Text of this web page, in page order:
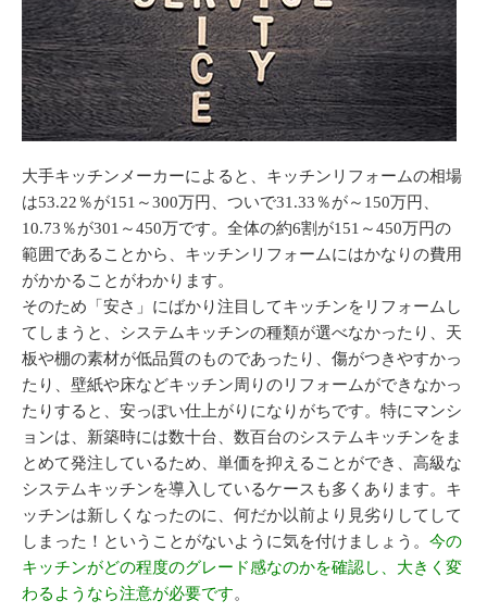
大手キッチンメーカーによると、キッチンリフォームの相場
は53.22％が151～300万円、ついで31.33％が～150万円、
10.73％が301～450万です。全体の約6割が151～450万円の
範囲であることから、キッチンリフォームにはかなりの費用
がかかることがわかります。
そのため「安さ」にばかり注目してキッチンをリフォームし
てしまうと、システムキッチンの種類が選べなかったり、天
板や棚の素材が低品質のものであったり、傷がつきやすかっ
たり、壁紙や床などキッチン周りのリフォームができなかっ
たりすると、安っぽい仕上がりになりがちです。特にマンシ
ョンは、新築時には数十台、数百台のシステムキッチンをま
とめて発注しているため、単価を抑えることができ、高級な
システムキッチンを導入しているケースも多くあります。キ
ッチンは新しくなったのに、何だか以前より見劣りしてして
しまった！ということがないように気を付けましょう。 今の
キッチンがどの程度のグレード感なのかを確認し、大きく変
わるようなら注意が必要です。